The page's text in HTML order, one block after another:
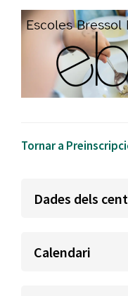
Tornar a
Dades dels
Calendari